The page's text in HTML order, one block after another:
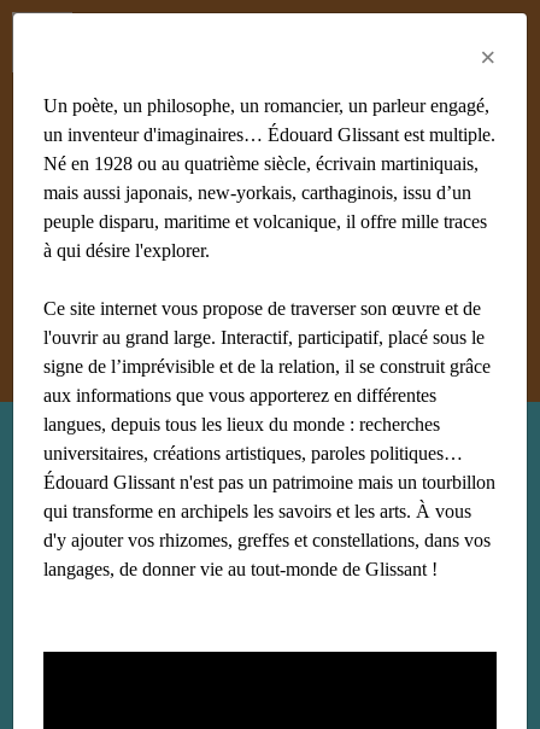
#achiery #acoma #adami #afrique #agnès B
#algérie
#Aliocha Wald Lasowski #amériques
#amis
#anthropologie
Afficher tous les mots clés
Recherche : new-york
×
Un poète, un philosophe, un romancier, un parleur engagé,
un inventeur d'imaginaires… Édouard Glissant est multiple.
Né en 1928 ou au quatrième siècle, écrivain martiniquais,
mais aussi japonais, new-yorkais, carthaginois, issu d’un
peuple disparu, maritime et volcanique, il offre mille traces
à qui désire l'explorer.
Ce site internet vous propose de traverser son œuvre et de
l'ouvrir au grand large. Interactif, participatif, placé sous le
signe de l’imprévisible et de la relation, il se construit grâce
aux informations que vous apporterez en différentes
langues, depuis tous les lieux du monde : recherches
universitaires, créations artistiques, paroles politiques…
Édouard Glissant n'est pas un patrimoine mais un tourbillon
qui transforme en archipels les savoirs et les arts. À vous
d'y ajouter vos rhizomes, greffes et constellations, dans vos
langages, de donner vie au tout-monde de Glissant !